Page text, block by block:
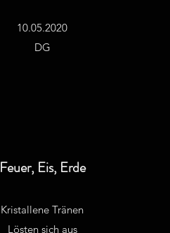
10.05.2020
DG
Feuer, Eis, Erde
Kristallene Tränen
Lösten sich aus